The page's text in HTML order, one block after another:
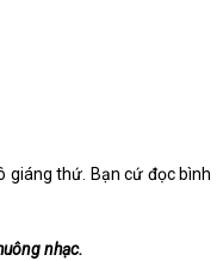
giáng thứ. Bạn cứ đọc bình
nhạc.